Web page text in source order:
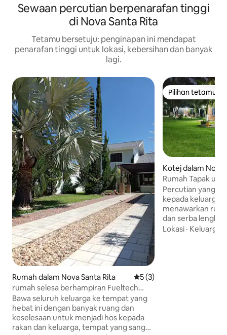
Sewaan percutian berpenarafan tinggi
di Nova Santa Rita
Tetamu bersetuju: penginapan ini mendapat
penarafan tinggi untuk lokasi, kebersihan dan banyak
lagi.
Rumah dalam Nova Santa Rita Penarafan purata 5
5 (3)
rumah selesa berhampiran Fueltech
Velopark, NSR.
Bawa seluruh keluarga ke tempat yang
hebat ini dengan banyak ruang dan
keselesaan untuk menjadi hos kepada
rakan dan keluarga, tempat yang sangat
Pilihan tetamu
Pilihan tetamu
Kotej dalam Nova
Rumah Tapak
berhampiran
Percutian yang
kepada keluarga
menawarkan ruang
dan serba
curitr dan
Lokasi · Keluarga